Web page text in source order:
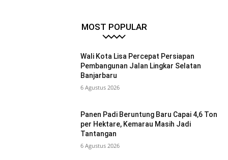
MOST POPULAR
Wali Kota Lisa Percepat Persiapan
Pembangunan Jalan Lingkar Selatan
Banjarbaru
6 Agustus 2026
Panen Padi Beruntung Baru Capai 4,6 Ton
per Hektare, Kemarau Masih Jadi
Tantangan
6 Agustus 2026